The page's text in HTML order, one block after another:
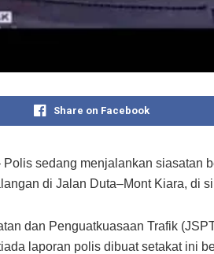
Share on Facebook
Polis sedang menjalankan siasatan
di Jalan Duta–Mont Kiara, di
dan Penguatkuasaan Trafik
laporan polis dibuat setakat ini